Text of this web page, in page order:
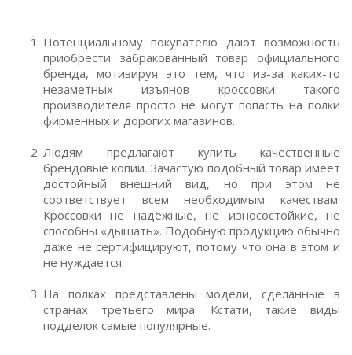
Потенциальному покупателю дают возможность
приобрести забракованный товар официального
бренда, мотивируя это тем, что из-за каких-то
незаметных изъянов кроссовки такого
производителя просто не могут попасть на полки
фирменных и дорогих магазинов.
Людям предлагают купить качественные
брендовые копии. Зачастую подобный товар имеет
достойный внешний вид, но при этом не
соответствует всем необходимым качествам.
Кроссовки не надёжные, не износостойкие, не
способны «дышать». Подобную продукцию обычно
даже не сертифицируют, потому что она в этом и
не нуждается.
На полках представлены модели, сделанные в
странах третьего мира. Кстати, такие виды
подделок самые популярные.